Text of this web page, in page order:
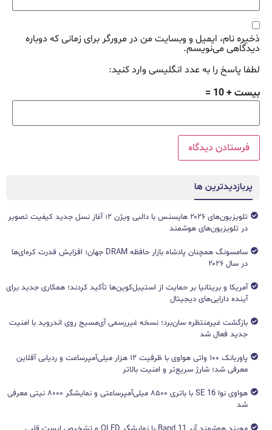
ذخیره نام، ایمیل و وبسایت من در مرورگر برای زمانی که دوباره
دیدگاهی می‌نویسم.
لطفا پاسخ را به عدد انگلیسی وارد کنید:
بیست + 10 =
پربازدیدترین ها
تلویزیون‌های ۲۰۲۶ هایسنس با دالبی ویژن ۲؛ آغاز نسل جدید کیفیت تصویر
در تلویزیون‌های هوشمند
سامسونگ همچنان پادشاه بازار حافظه DRAM جهان؛ افزایش قدرت کره‌ای‌ها
در سال ۲۰۲۶
آمریکا و بریتانیا بر حمایت از استیبل‌کوین‌ها تأکید کردند؛ همکاری جدید برای
آینده دارایی‌های دیجیتال
بازگشت غیرمنتظره سان‌برد؛ نسخه غیررسمی آی‌مسیج روی اندروید با امنیت
جدید فعال شد
پاوربانک ۱۰۰ واتی هواوی با ظرفیت ۱۲ هزار میلی‌آمپرساعت و ردیابی آفلاین
معرفی شد؛ شارژ سریع‌تر و امنیت بالاتر
هواوی نوا 16 SE با باتری ۸۵۰۰ میلی‌آمپرساعتی و نمایشگر ۸۰۰۰ نیتی معرفی
شد